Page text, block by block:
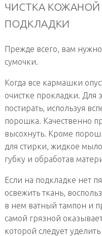
ЧИСТКА КОЖАНОЙ
ПОДКЛАДКИ
Прежде всего, вам
сумочки.
Когда все кармашки
очистке прокладки. Для
постирать, используя
порошка. Качественно
высохнуть. Кроме
для стирки, жидкое
губку и обработав
Если на подкладке нет
освежить ткань,
в нем ватный тампон и
самой грязной
которой следует